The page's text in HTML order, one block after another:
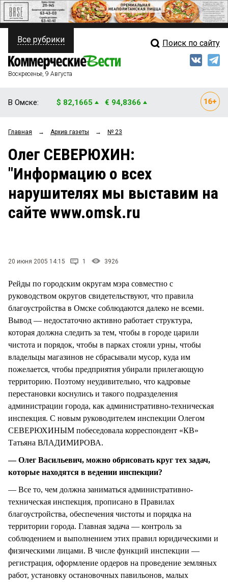
ПОЛИТИКА
ФИНАНСЫ
ОБЩЕСТВО
ЗАКОН
НОВОСТИ КОМПАНИЙ
ПРОИСШЕСТВИЯ
Свежий выпуск
Рейтинги
Блоги
Архив
Все рубрики Поиск по сайту
Воскресенье, 9 Августа
В Омске: $ 82,1665 € 94,8366
Главная → Архив газеты → № 23
Олег СЕВЕРЮХИН:
"Информацию о всех
нарушителях мы выставим на
сайте www.omsk.ru
20 июня 2005 14:15 1 3926
Рейды по городским округам мэра совместно с
руководством округов свидетельствуют, что правила
благоустройства в Омске соблюдаются далеко не всеми.
Вывод — недостаточно активно работает структура,
которая должна следить за тем, чтобы в городе царили
чистота и порядок, чтобы в парках стояли урны, чтобы
владельцы магазинов не сбрасывали мусор, куда им
пожелается, чтобы предприятия убирали прилегающую
территорию. Поэтому неудивительно, что кадровые
перестановки коснулись и такого подразделения
администрации города, как административно-техническая
инспекция. С новым руководителем инспекции Олегом
СЕВЕРЮХИНЫМ побеседовала корреспондент «КВ»
Татьяна ВЛАДИМИРОВА.
— Олег Васильевич, можно обрисовать круг тех задач,
которые находятся в ведении инспекции?
— Все то, чем должна заниматься административно-
техническая инспекция, прописано в Правилах
благоустройства, обеспечения чистоты и порядка на
территории города. Главная задача — контроль за
соблюдением и выполнением этих правил юридическими и
физическими лицами. В числе функций инспекции —
регистрация, оформление ордеров на проведение земляных
работ, установку остановочных павильонов, малых